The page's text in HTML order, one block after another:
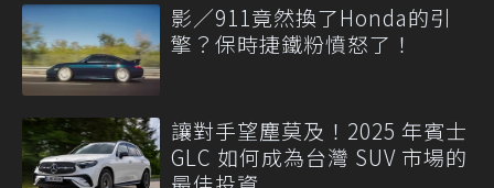
影／911竟然換了Honda的引
擎？保時捷鐵粉憤怒了！
讓對手望塵莫及！2025 年賓士
GLC 如何成為台灣 SUV 市場的